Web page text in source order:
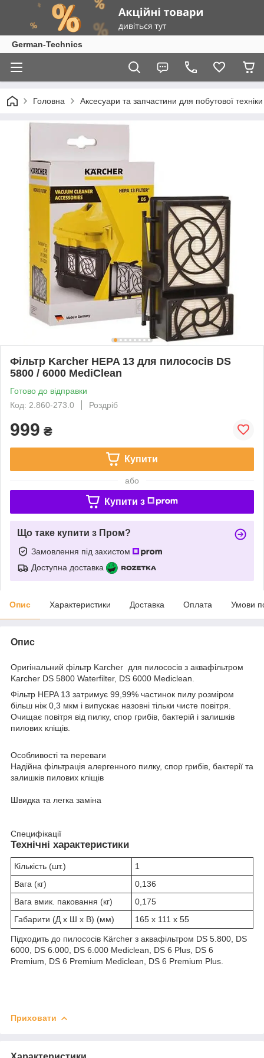
German-Technics
Головна Аксесуари та запчастини для побутової
Фільтр Karcher HEPA 13 для пилососів DS
5800 / 6000 MediClean
Готово до відправки
Код: 2.860-273.0
Роздріб
999 ₴
Купити
або
Купити з
Що таке купити з Пром?
Замовлення під захистом
Доступна доставка
Опис Характеристики Доставка Оплата Умови
Опис
Оригінальний фільтр Karcher для пилососів з аквафільтром
Karcher DS 5800 Waterfilter, DS 6000 Mediclean.
Фільтр HEPA 13 затримує 99,99% частинок пилу розміром
більш ніж 0,3 мкм і випускає назовні тільки чисте повітря.
Очищає повітря від пилку, спор грибів, бактерій і залишків
пилових кліщів.
Особливості та переваги
Надійна фільтрація алергенного пилку, спор грибів, бактерії та
залишків пилових кліщів
Швидка та легка заміна
Специфікації
Технічні характеристики
Кількість (шт.)
1
Вага (кг)
0,136
Вага вмик. паковання (кг)
0,175
Габарити (Д x Ш x В) (мм)
165 x 111 x 55
Підходить до пилососів Kärcher з аквафільтром DS 5.800, DS
6000, DS 6.000, DS 6.000 Mediclean, DS 6 Plus, DS 6
Premium, DS 6 Premium Mediclean, DS 6 Premium Plus.
Приховати